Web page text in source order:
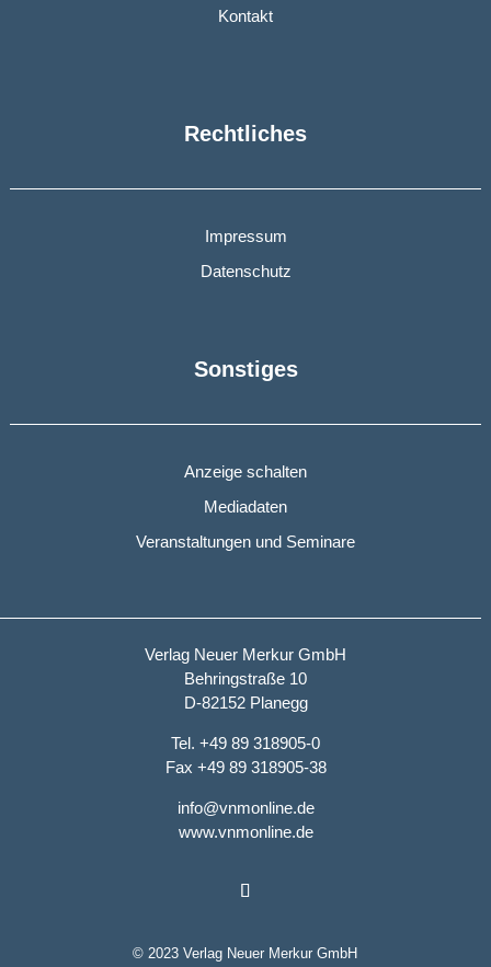
Kontakt
Rechtliches
Impressum
Datenschutz
Sonstiges
Anzeige schalten
Mediadaten
Veranstaltungen und Seminare
Verlag Neuer Merkur GmbH
Behringstraße 10
D-82152 Planegg
Tel. +49 89 318905-0
Fax +49 89 318905-38
info@vnmonline.de
www.vnmonline.de
© 2023 Verlag Neuer Merkur GmbH